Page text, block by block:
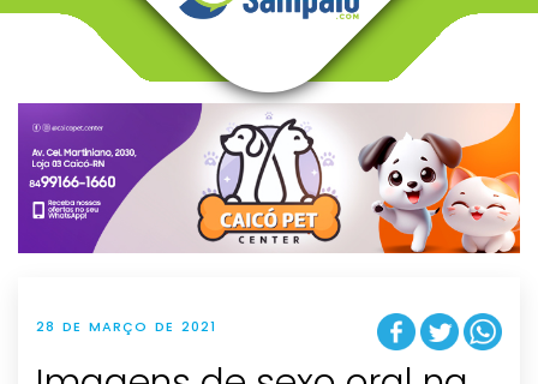
v
g
t
i
o
n
28 DE MARÇO DE 2021